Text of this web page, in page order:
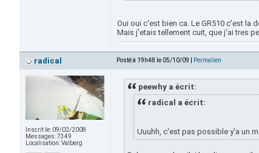
Oui oui c'est bien ca. Le GR510 c'est la
Mais j'etais tellement cuit, que j'ai tres
radical Posté à 19h48 le 05/10/09 | Permalien
Inscrit le: 09/02/2008
Messages:7349
Localisation:Valberg
peewhy a écrit:
radical a écrit:
Uuuhh, c'est pas possible y'a un